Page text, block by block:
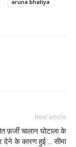
aruna bhatiya
Next article
फ़र्जी चालान घोटाला के
देने के कारण हुई … सीमा